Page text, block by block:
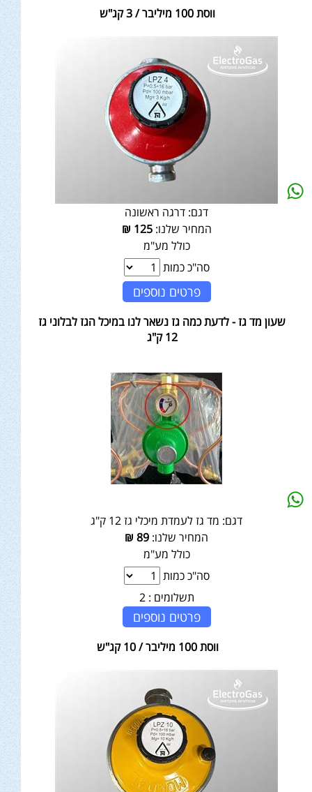
ווסת 100 מיליבר / 3 קג"ש
דגם: דרגה ראשונה
המחיר שלנו:125
₪
כולל מע"מ
סה"כ כמות
פרטים נוספים
שעון מד גז - לדעת כמה גז נשאר לנו במיכל הגז לבלוני גז
12 ק"ג
דגם: מד גז לעמדת מיכלי גז 12 ק"ג
המחיר שלנו: 89
₪
כולל מע"מ
סה"כ כמות
תשלומים : 2
פרטים נוספים
ווסת 100 מיליבר / 10 קג"ש